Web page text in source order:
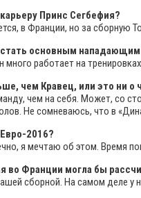
Принс Сегбефия?
в Франции, но за сборную
основным
много работает на
чем Кравец, или это ни
чем на себя. Может, со
Не сомневаюсь, что в
2016?
я мечтаю об этом. Время
во Франции могла бы
сборной. На самом деле у